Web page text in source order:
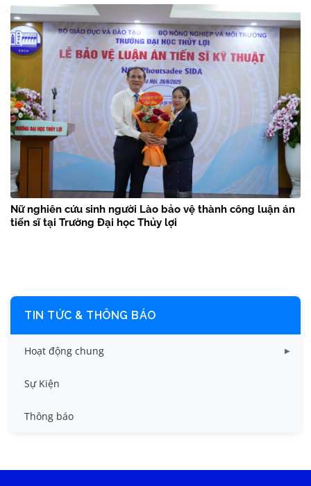
Nữ nghiên cứu sinh người Lào bảo vệ thành công luận án
tiến sĩ tại Trường Đại học Thủy lợi
TIN TỨC & THÔNG BÁO
Hoạt động chung
Tin công tác sinh viên
Tin đào tạo
Tin tức chung
Sự Kiện
Thông báo